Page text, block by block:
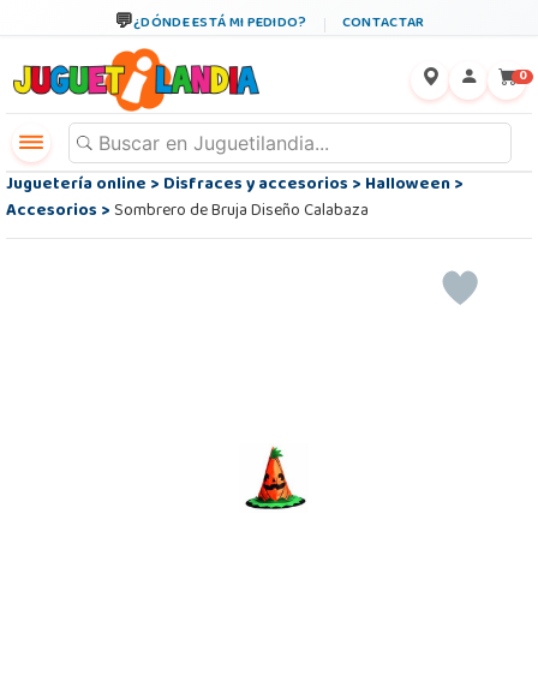
¿DÓNDE ESTÁ MI PEDIDO? CONTACTAR
0
Juguetería online>Disfraces y accesorios>Halloween>
Accesorios>Sombrero de Bruja Diseño Calabaza